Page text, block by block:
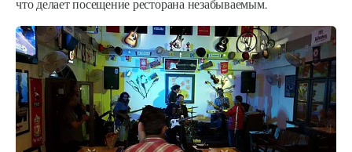
что делает посещение ресторана незабываемым.